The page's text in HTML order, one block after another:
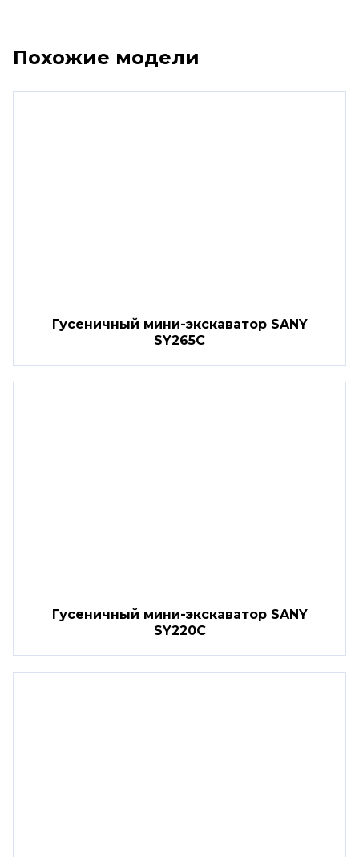
Похожие модели
Гусеничный мини-экскаватор SANY
SY265C
Гусеничный мини-экскаватор SANY
SY220C